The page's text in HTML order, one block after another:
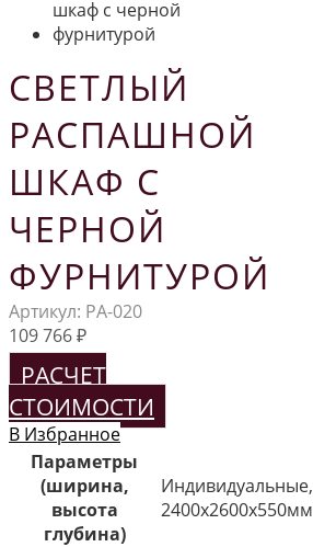
СВЕТЛЫЙ
РАСПАШНОЙ
ШКАФ С
ЧЕРНОЙ
ФУРНИТУРОЙ
Артикул: РА-020
109 766₽
РАСЧЕТ
СТОИМОСТИ
В Избранное
Параметры
(ширина,
высота
глубина)
Индивидуальные,
2400х2600х550мм